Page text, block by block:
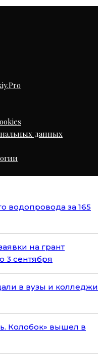
данных
водопровода за 165
на грант
3 сентября
в вузы и колледжи
Колобок» вышел в